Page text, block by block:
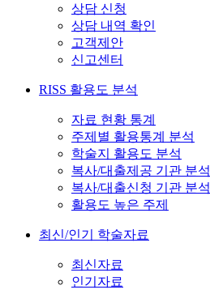
상담 신청
상담 내역 확인
고객제안
신고센터
RISS 활용도 분석
자료 현황 통계
주제별 활용통계 분석
학술지 활용도 분석
복사/대출제공 기관 분석
복사/대출신청 기관 분석
활용도 높은 주제
최신/인기 학술자료
최신자료
인기자료